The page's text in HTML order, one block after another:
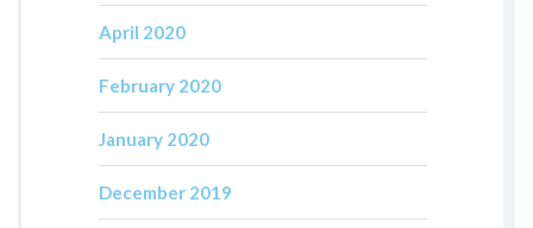
April 2020
February 2020
January 2020
December 2019